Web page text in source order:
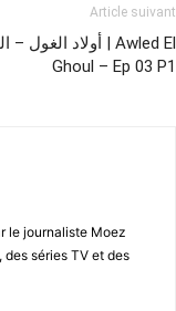
Article suivant
Ghoul – Ep 03 P1
le journaliste Moez
séries TV et des